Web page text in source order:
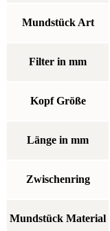
Mundstück Art
Filter in mm
Kopf Größe
Länge in mm
Zwischenring
Mundstück Material